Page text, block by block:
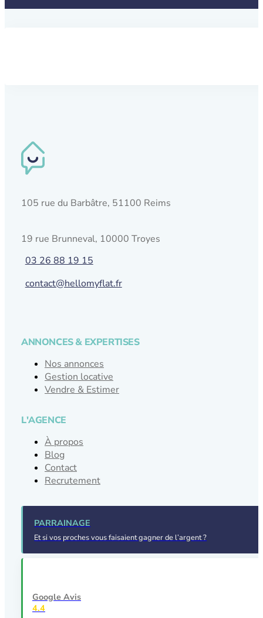
105 rue du Barbâtre, 51100 Reims
19 rue Brunneval, 10000 Troyes
03 26 88 19 15
contact@hellomyflat.fr
ANNONCES & EXPERTISES
Nos annonces
Gestion locative
Vendre & Estimer
L'AGENCE
À propos
Blog
Contact
Recrutement
PARRAINAGE
Et si vos proches vous faisaient gagner de l’argent ?
Google Avis
4.4